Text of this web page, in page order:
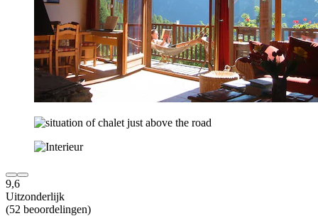
9,6
Uitzonderlijk
(52 beoordelingen)